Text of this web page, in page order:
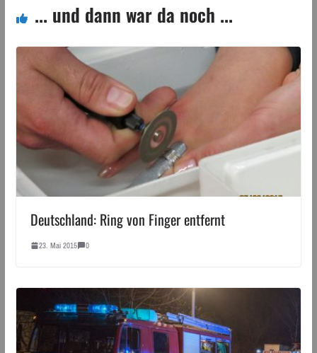
... und dann war da noch ...
Deutschland: Ring von Finger entfernt
23. Mai 2015 0